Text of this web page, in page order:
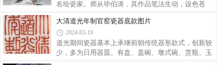
王琦绘制的瓷板画《糊涂即是仙》以350万元成交，
瓷“民国瓷器产生于一个独特的历史年代。”李晓旭介
绍，民国时期，社会动荡，瓷器生产受到很大影响，
中国瓷业整体处于萧条衰落时期，生产的
名绘瓷家。师从毕伯涛，其作品笔法生动，设色苍
为客户配画山水。汪大沧款粉彩山水人物纹瓷板参考
价: RMB 5,000-8,000成交价: RMB 5,750尺寸:
38.5×25.5汪大沧与珠山八友乃是同时期之画师，虽不
在八友之列，然山水之韵致不在八友之下。他经常参
大清道光年制官窑瓷器底款图片
2024-03-19
道光期间瓷器基本上承继前朝传统器形款式，创新较
少，多为日用器皿。有盘、盖碗、墩式碗、赏瓶、玉